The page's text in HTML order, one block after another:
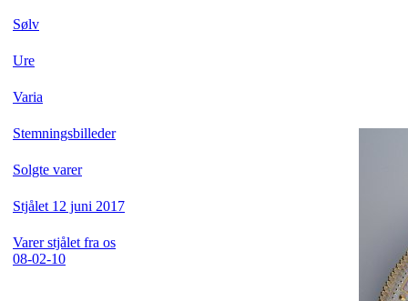
Sølv
Ure
Varia
Stemningsbilleder
Solgte varer
Stjålet 12 juni 2017
Varer stjålet fra os
08-02-10